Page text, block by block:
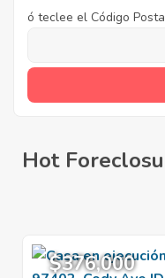
ó teclee el Código
Hot
$376,000